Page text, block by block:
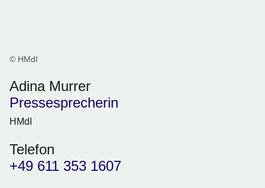
© HMdI
Adina Murrer
Pressesprecherin
HMdI
Telefon
+49 611 353 1607